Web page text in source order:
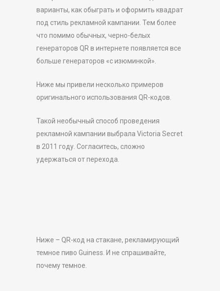
варианты, как обыграть и оформить квадрат
под стиль рекламной кампании. Тем более
что помимо обычных, черно-белых
генераторов QR в интернете появляется все
больше генераторов «с изюминкой».
Ниже мы привели несколько примеров
оригинального использования QR-кодов.
Такой необычный способ проведения
рекламной кампании выбрала Victoria Secret
в 2011 году. Согласитесь, сложно
удержаться от перехода.
Ниже – QR-код на стакане, рекламирующий
темное пиво Guiness. И не спрашивайте,
почему темное.